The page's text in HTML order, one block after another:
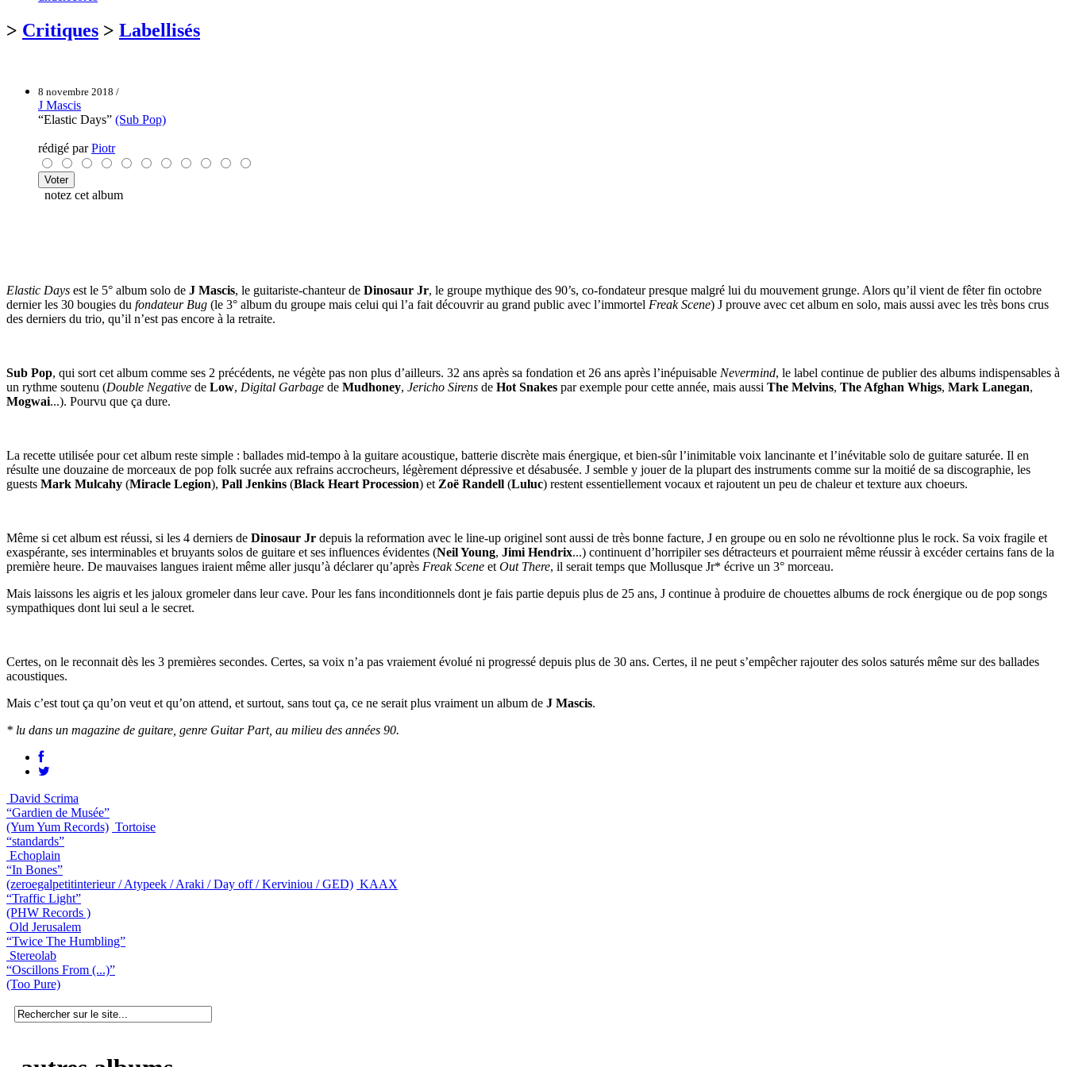
> Critiques > Labellisés
8 novembre 2018 /
J Mascis
“Elastic Days” (Sub Pop)
rédigé parPiotr
notez cet album
Elastic Days est le 5° album solo de J Mascis, le guitariste-chanteur de Dinosaur Jr, le groupe mythique des 90’s, co-fondateur presque malgré lui du mouvement grunge. Alors qu’il vient de fêter fin octobre
dernier les 30 bougies du fondateur Bug (le 3° album du groupe mais celui qui l’a fait découvrir au grand public avec l’immortel Freak Scene) J prouve avec cet album en solo, mais aussi avec les très bons crus
des derniers du trio, qu’il n’est pas encore à la retraite.
Sub Pop, qui sort cet album comme ses 2 précédents, ne végète pas non plus d’ailleurs. 32 ans après sa fondation et 26 ans après l’inépuisable Nevermind, le label continue de publier des albums indispensables à
un rythme soutenu (Double Negative de Low, Digital Garbage de Mudhoney, Jericho Sirens de Hot Snakes par exemple pour cette année, mais aussi The Melvins, The Afghan Whigs, Mark Lanegan,
Mogwai...). Pourvu que ça dure.
La recette utilisée pour cet album reste simple : ballades mid-tempo à la guitare acoustique, batterie discrète mais énergique, et bien-sûr l’inimitable voix lancinante et l’inévitable solo de guitare saturée. Il en
résulte une douzaine de morceaux de pop folk sucrée aux refrains accrocheurs, légèrement dépressive et désabusée. J semble y jouer de la plupart des instruments comme sur la moitié de sa discographie, les
guests Mark Mulcahy (Miracle Legion), Pall Jenkins (Black Heart Procession) et Zoë Randell (Luluc) restent essentiellement vocaux et rajoutent un peu de chaleur et texture aux choeurs.
Même si cet album est réussi, si les 4 derniers de Dinosaur Jr depuis la reformation avec le line-up originel sont aussi de très bonne facture, J en groupe ou en solo ne révoltionne plus le rock. Sa voix fragile et
exaspérante, ses interminables et bruyants solos de guitare et ses influences évidentes (Neil Young, Jimi Hendrix...) continuent d’horripiler ses détracteurs et pourraient même réussir à excéder certains fans de la
première heure. De mauvaises langues iraient même aller jusqu’à déclarer qu’après Freak Scene et Out There, il serait temps que Mollusque Jr* écrive un 3° morceau.
Mais laissons les aigris et les jaloux gromeler dans leur cave. Pour les fans inconditionnels dont je fais partie depuis plus de 25 ans, J continue à produire de chouettes albums de rock énergique ou de pop songs
sympathiques dont lui seul a le secret.
Certes, on le reconnait dès les 3 premières secondes. Certes, sa voix n’a pas vraiement évolué ni progressé depuis plus de 30 ans. Certes, il ne peut s’empêcher rajouter des solos saturés même sur des ballades
acoustiques.
Mais c’est tout ça qu’on veut et qu’on attend, et surtout, sans tout ça, ce ne serait plus vraiment un album de J Mascis.
* lu dans un magazine de guitare, genre Guitar Part, au milieu des années 90.
David Scrima
“Gardien de Musée”
(Yum Yum Records) Tortoise
“standards”
Echoplain
“In Bones”
(zeroegalpetitinterieur / Atypeek / Araki / Day off / Kerviniou / GED) KAAX
“Traffic Light”
(PHW Records )
Old Jerusalem
“Twice The Humbling”
Stereolab
“Oscillons From (...)”
(Too Pure)